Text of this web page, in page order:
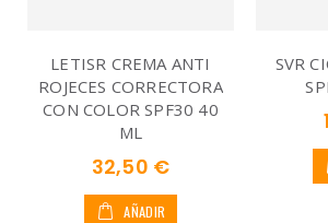
LETISR CREMA ANTI
ROJECES CORRECTORA
CON COLOR SPF30 40
ML
32,50 €
AÑADIR
SVR